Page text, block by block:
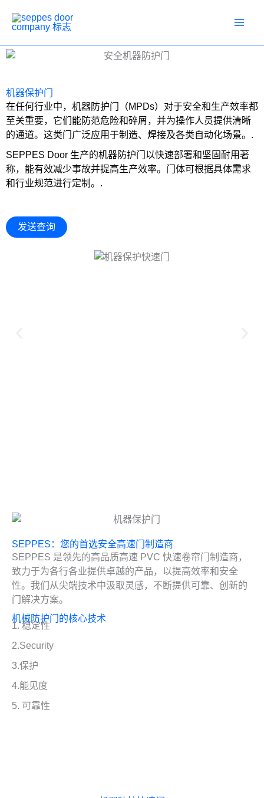
容
机器保护门
在任何行业中，机器防护门（MPDs）对于安全和生产效率都
至关重要，它们能防范危险和碎屑，并为操作人员提供清晰
的通道。这类门广泛应用于制造、焊接及各类自动化场景。.
SEPPES Door 生产的机器防护门以快速部署和坚固耐用著
称，能有效减少事故并提高生产效率。门体可根据具体需求
和行业规范进行定制。.
发送查询
SEPPES：您的首选安全高速门制造商
SEPPES 是领先的高品质高速 PVC 快速卷帘门制造商，
致力于为各行各业提供卓越的产品，以提高效率和安全
性。我们从尖端技术中汲取灵感，不断提供可靠、创新的
门解决方案。
机械防护门的核心技术
1. 稳定性
2.Security
3.保护
4.能见度
5. 可靠性